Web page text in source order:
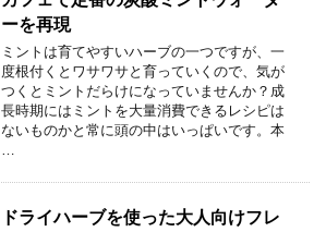
ーを再現
ミントは育てやすいハーブの一つですが、一
度根付くとワサワサと育っていくので、気が
つくとミントだらけになっていませんか？成
長時期にはミントを大量消費できるレシピは
ないものかと常に頭の中はいっぱいです。本
…
ドライハーブを使った大人向けフレ